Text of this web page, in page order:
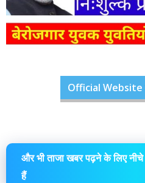
Official Website
और भी ताजा खबर पढ़ने के लिए
हैं